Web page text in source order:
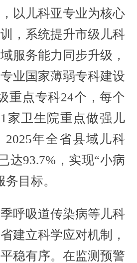
以儿科亚专业为核心
，系统提升市级儿科
服务能力同步升级，
业国家薄弱专科建设
重点专科24个，每个
家卫生院重点做强儿
2025年全省县域儿科
达93.7%，实现“小病
目标。
吸道传染病等儿科
建立科学应对机制，
稳有序。在监测预警